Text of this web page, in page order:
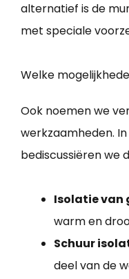
alternatief is de
met speciale
Welke
Ook noemen we
werkzaamheden.
bediscussiëren we
Isolatie van
warm en
Schuur
deel van de